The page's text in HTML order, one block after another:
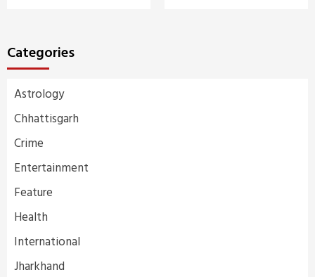
Categories
Astrology
Chhattisgarh
Crime
Entertainment
Feature
Health
International
Jharkhand